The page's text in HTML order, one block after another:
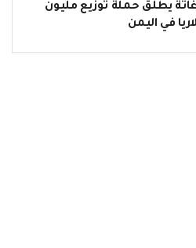
يطلق حملة توزيع مليون
في اليمن